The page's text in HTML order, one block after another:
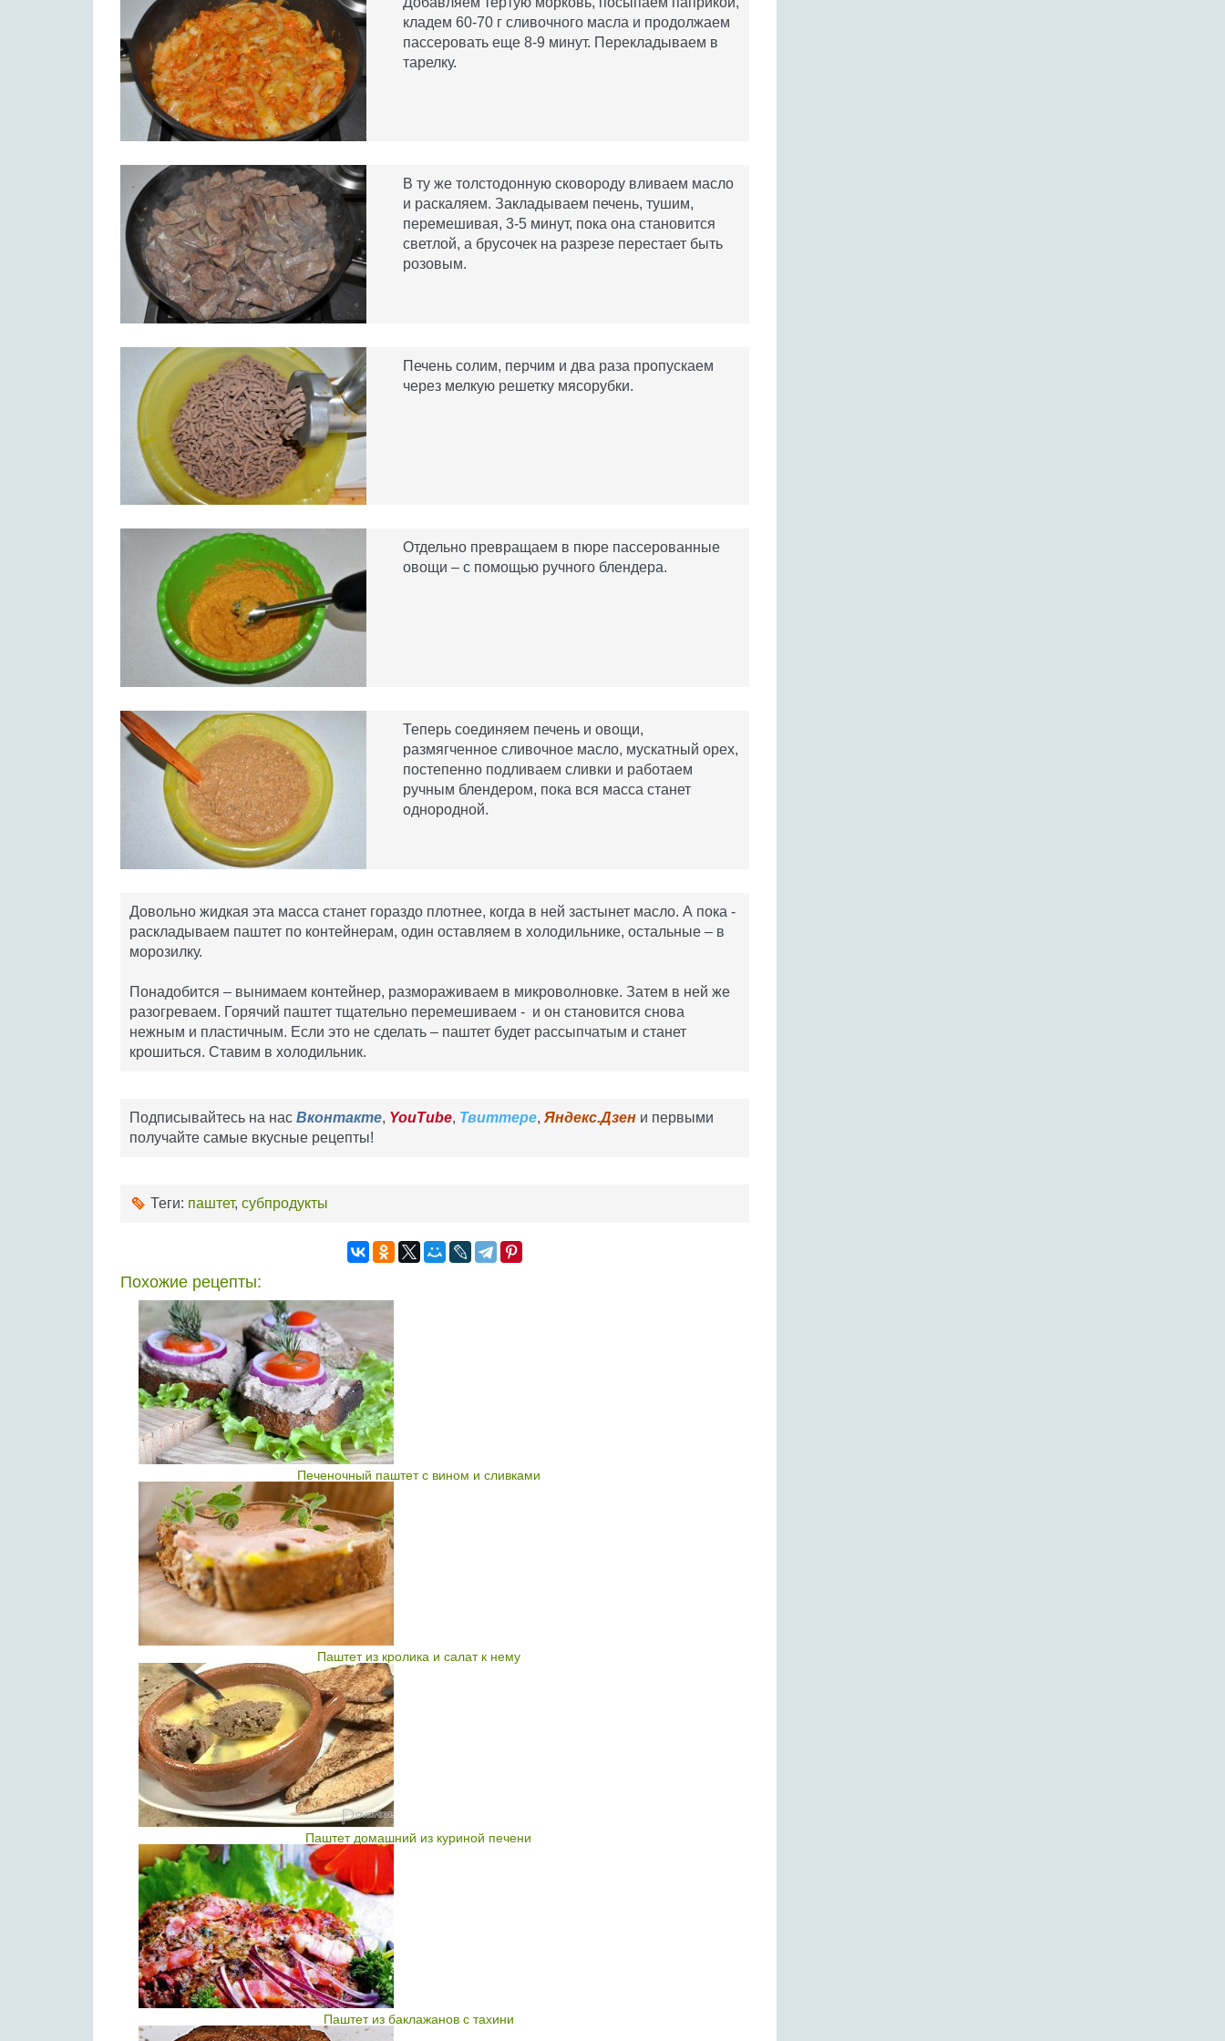
кладем 60-70 г сливочного масла и продолжаем
пассеровать еще 8-9 минут. Перекладываем в
тарелку.
В ту же толстодонную сковороду вливаем масло
и раскаляем. Закладываем печень, тушим,
перемешивая, 3-5 минут, пока она становится
светлой, а брусочек на разрезе перестает быть
розовым.
Печень солим, перчим и два раза пропускаем
через мелкую решетку мясорубки.
Отдельно превращаем в пюре пассерованные
овощи – с помощью ручного блендера.
Теперь соединяем печень и овощи,
размягченное сливочное масло, мускатный орех,
постепенно подливаем сливки и работаем
ручным блендером, пока вся масса станет
однородной.
Довольно жидкая эта масса станет гораздо плотнее, когда в ней застынет масло. А пока -
раскладываем паштет по контейнерам, один оставляем в холодильнике, остальные – в
морозилку.
Понадобится – вынимаем контейнер, размораживаем в микроволновке. Затем в ней же
разогреваем. Горячий паштет тщательно перемешиваем - и он становится снова
нежным и пластичным. Если это не сделать – паштет будет рассыпчатым и станет
крошиться. Ставим в холодильник.
Подписывайтесь на нас Вконтакте, YouTube, Твиттере, Яндекс.Дзен и первыми
получайте самые вкусные рецепты!
Теги: паштет, субпродукты
Похожие рецепты:
Печеночный паштет с вином и сливками
Паштет из кролика и салат к нему
Паштет домашний из куриной печени
Паштет из баклажанов с тахини